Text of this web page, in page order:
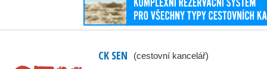
CK SEN (cestovní kancelář)